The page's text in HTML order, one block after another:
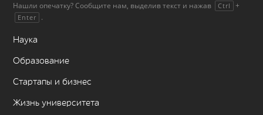
Нашли опечатку? Сообщите нам, выделив текст и нажав Ctrl +
Enter .
Наука
Образование
Стартапы и бизнес
Жизнь университета